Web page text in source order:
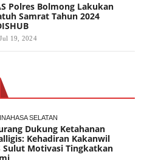
Polres Bolmong Lakukan
Samrat Tahun 2024
Jul 19, 2024
SELATAN
Dukung Ketahanan
Kehadiran Kakanwil
Sulut Motivasi Tingkatkan